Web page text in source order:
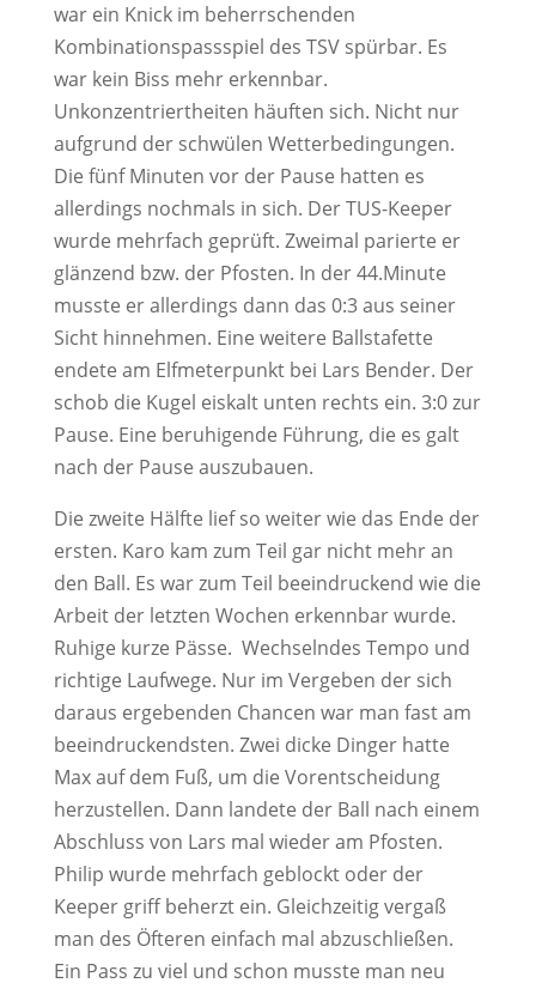
war ein Knick im beherrschenden
Kombinationspassspiel des TSV spürbar. Es
war kein Biss mehr erkennbar.
Unkonzentriertheiten häuften sich. Nicht nur
aufgrund der schwülen Wetterbedingungen.
Die fünf Minuten vor der Pause hatten es
allerdings nochmals in sich. Der TUS-Keeper
wurde mehrfach geprüft. Zweimal parierte er
glänzend bzw. der Pfosten. In der 44.Minute
musste er allerdings dann das 0:3 aus seiner
Sicht hinnehmen. Eine weitere Ballstafette
endete am Elfmeterpunkt bei Lars Bender. Der
schob die Kugel eiskalt unten rechts ein. 3:0 zur
Pause. Eine beruhigende Führung, die es galt
nach der Pause auszubauen.
Die zweite Hälfte lief so weiter wie das Ende der
ersten. Karo kam zum Teil gar nicht mehr an
den Ball. Es war zum Teil beeindruckend wie die
Arbeit der letzten Wochen erkennbar wurde.
Ruhige kurze Pässe. Wechselndes Tempo und
richtige Laufwege. Nur im Vergeben der sich
daraus ergebenden Chancen war man fast am
beeindruckendsten. Zwei dicke Dinger hatte
Max auf dem Fuß, um die Vorentscheidung
herzustellen. Dann landete der Ball nach einem
Abschluss von Lars mal wieder am Pfosten.
Philip wurde mehrfach geblockt oder der
Keeper griff beherzt ein. Gleichzeitig vergaß
man des Öfteren einfach mal abzuschließen.
Ein Pass zu viel und schon musste man neu